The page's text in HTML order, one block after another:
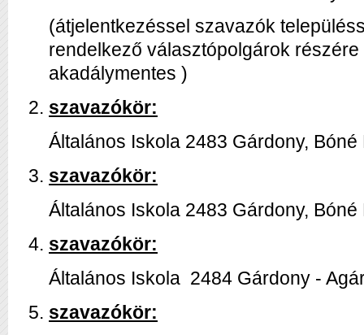
(átjelentkezéssel szavazók
rendelkező választópolgárok részére
akadálymentes )
szavazókör:
Általános Iskola 2483 Gárdony, Bóné
szavazókör:
Általános Iskola 2483 Gárdony, Bóné
szavazókör:
Általános Iskola 2484 Gárdony -
szavazókör: